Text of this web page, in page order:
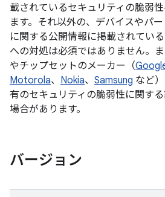
載されているセキュリティの脆弱
ます。それ以外の、デバイスやパ
に関する公開情報に掲載されてい
への対処は必須ではありません。
やチップセットのメーカー（
Motorola、 Nokia、 Samsung など
有のセキュリティの脆弱性に関す
場合があります。
バージョン